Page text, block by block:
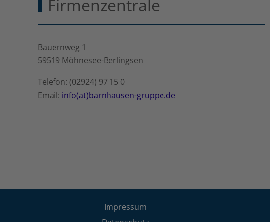
Firmenzentrale
Bauernweg 1
59519 Möhnesee-Berlingsen
Telefon: (02924) 97 15 0
Email: info(at)barnhausen-gruppe.de
Impressum